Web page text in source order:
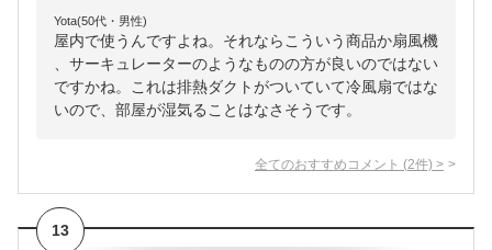
Yota(50代・男性)
屋内で使うんですよね。それならこういう商品か扇風機
、サーキュレーターのようなものの方が良いのではない
ですかね。これは排熱ダクトがついていて冷風扇ではな
いので、部屋が湿気ることはなさそうです。
全てのおすすめコメント (2件) >
13